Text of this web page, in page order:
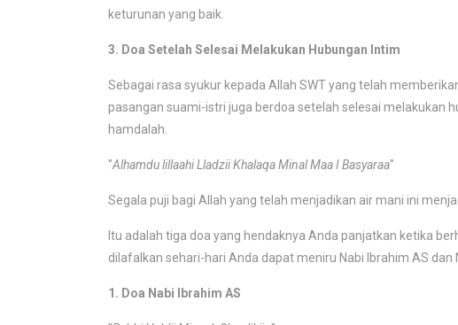
keturunan yang baik.
3. Doa Setelah Selesai Melakukan Hubungan Intim
Sebagai rasa syukur kepada Allah SWT yang telah
pasangan suami-istri juga berdoa setelah selesai melakukan
hamdalah.
"Alhamdu lillaahi Lladzii Khalaqa Minal Maa I Basyaraa"
Segala puji bagi Allah yang telah menjadikan air mani ini
Itu adalah tiga doa yang hendaknya Anda panjatkan ketika
dilafalkan sehari-hari Anda dapat meniru Nabi Ibrahim AS dan
1. Doa Nabi Ibrahim AS